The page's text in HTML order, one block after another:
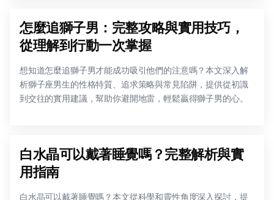
怎麼追獅子男：完整攻略與實用技巧，
從理解到行動一次掌握
想知道怎麼追獅子男才能成功吸引他們的注意嗎？本文深入解
析獅子座男生的性格特質、追求策略與常見陷阱，提供從初識
到交往的實用建議，幫助你避開地雷，輕鬆贏得獅子男的心。
白水晶可以戴著睡覺嗎？完整解析與實
用指南
白水晶可以戴著睡覺嗎？本文從科學和靈性角度深入探討，提